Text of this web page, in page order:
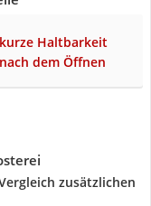
kurze Haltbarkeit
nach dem Öffnen
zusätzlichen